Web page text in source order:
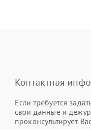
Контактная
Если требуется
свои данные и
проконсультирует